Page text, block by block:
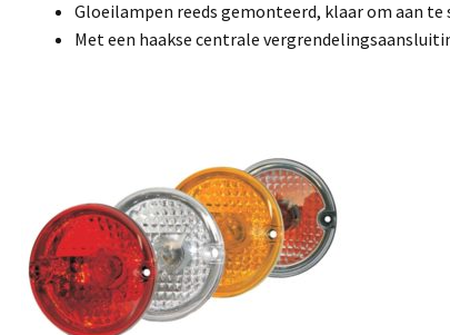
Gloeilampen reeds gemonteerd, klaar om aan te
Met een haakse centrale